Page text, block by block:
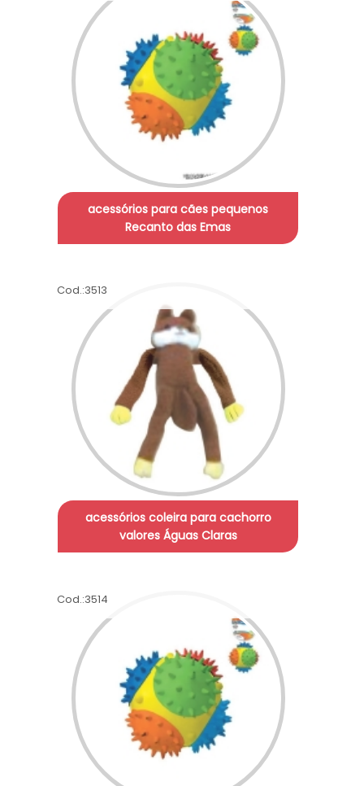
acessórios para cães pequenos
Recanto das Emas
Cod.:3513
acessórios coleira para cachorro
valores Águas Claras
Cod.:3514